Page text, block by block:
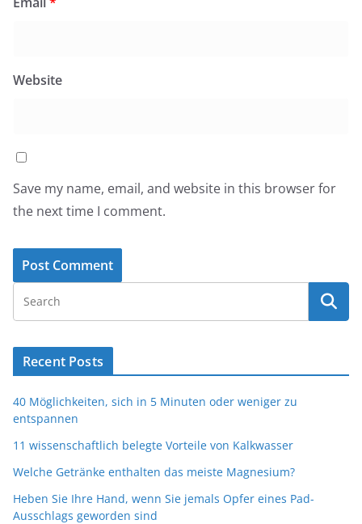
Website
Save my name, email, and website in this browser for
the next time I comment.
Recent Posts
40 Möglichkeiten, sich in 5 Minuten oder weniger zu
entspannen
11 wissenschaftlich belegte Vorteile von Kalkwasser
Welche Getränke enthalten das meiste Magnesium?
Heben Sie Ihre Hand, wenn Sie jemals Opfer eines Pad-
Ausschlags geworden sind